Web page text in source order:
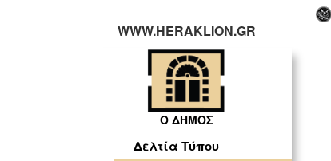
WWW.HERAKLION.GR
Ο ΔΗΜΟΣ
Δελτία Τύπου